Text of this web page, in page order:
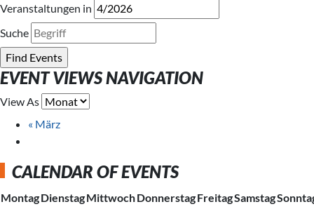
Veranstaltungen in
Suche
EVENT VIEWS NAVIGATION
View As
« März
CALENDAR OF EVENTS
MontagDienstagMittwochDonnerstagFreitagSamstag